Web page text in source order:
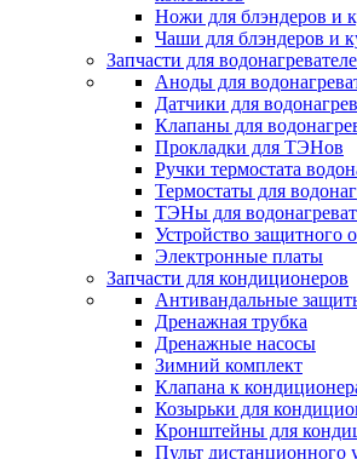
Ножи для блэндеров и
Чаши для блэндеров и
Запчасти для
Аноды для
Датчики для
Клапаны для
Прокладки для ТЭНов
Ручки термостата
Термостаты для
ТЭНы для
Устройство защитного
Электронные платы
Запчасти для кондиционеров
Антивандальные
Дренажная трубка
Дренажные насосы
Зимний комплект
Клапана к
Козырьки для
Кронштейны для
Пульт дистанционного